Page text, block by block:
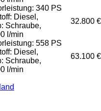
340 PS
Diesel,
Schraube,
l/min
32.800 €
558 PS
Diesel,
Schraube,
l/min
63.100 €